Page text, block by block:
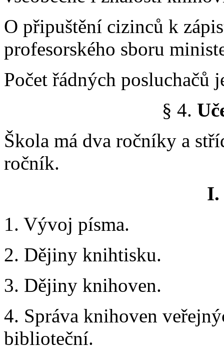
O připuštění cizinců k
profesorského sboru
Počet řádných posluchačů
§ 4.
Škola má dva ročníky a
ročník.
I.
1. Vývoj písma.
2. Dějiny knihtisku.
3. Dějiny knihoven.
4. Správa knihoven
biblioteční.